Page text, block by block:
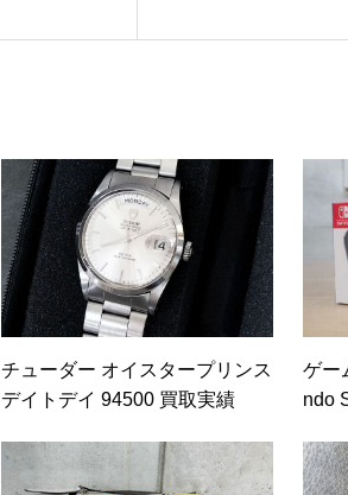
チューダー オイスタープリンス
デイトデイ 94500 買取実績
ゲー
ndo